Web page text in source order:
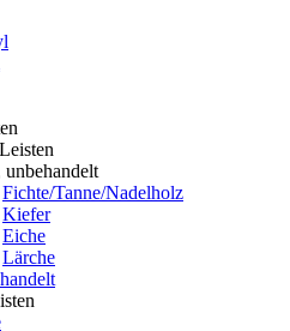
unbehandelt
Fichte/Tanne/Nadelholz
Kiefer
Eiche
Lärche